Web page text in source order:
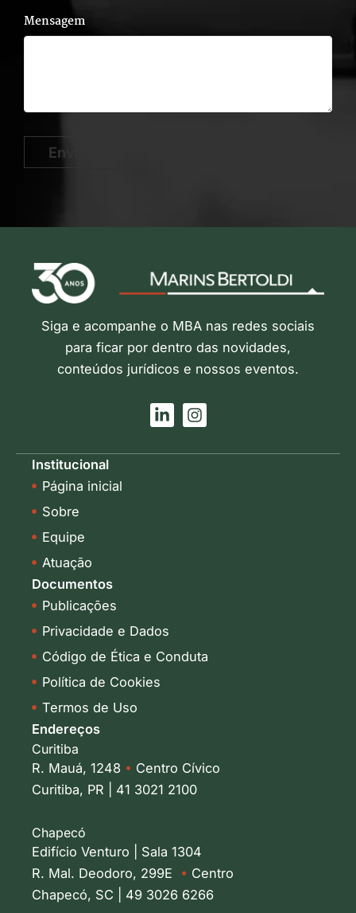
Mensagem
Enviar
Siga e acompanhe o MBA nas redes sociais
para ficar por dentro das novidades,
conteúdos jurídicos e nossos eventos.
L
i
k
I
n
t
Institucional
Página inicial
Sobre
Equipe
Atuação
Documentos
Publicações
Privacidade e Dados
Código de Ética e Conduta
Política de Cookies
Termos de Uso
Endereços
Curitiba
R. Mauá, 1248 • Centro Cívico
Curitiba, PR | 41 3021 2100
Chapecó
Edifício Venturo | Sala 1304
R. Mal. Deodoro, 299E • Centro
Chapecó, SC | 49 3026 6266